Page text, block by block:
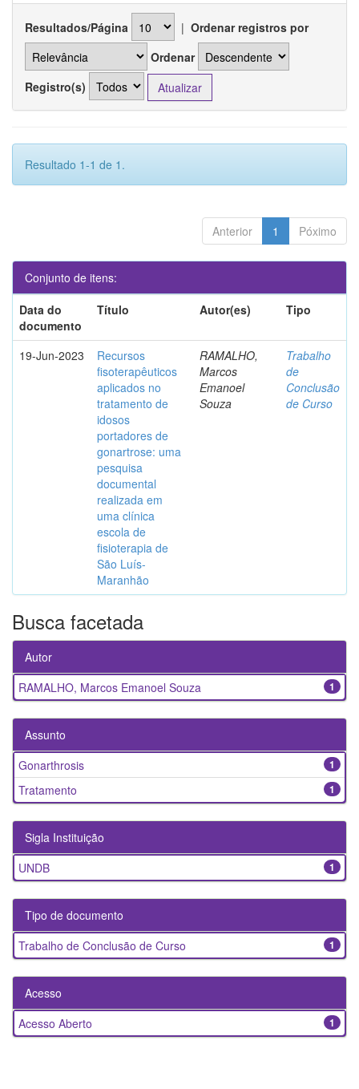
Resultados/Página | Ordenar registros por
Ordenar
Registro(s)
Resultado 1-1 de 1.
Anterior 1 Póximo
Conjunto de itens:
Data do
documento
Título Autor(es) Tipo
19-Jun-2023
Recursos
fisoterapêuticos
aplicados no
tratamento de
idosos
portadores de
gonartrose: uma
pesquisa
documental
realizada em
uma clínica
escola de
fisioterapia de
São Luís-
Maranhão
RAMALHO,
Marcos
Emanoel
Souza
Trabalho
de
Conclusão
de Curso
Busca facetada
Autor
1
RAMALHO, Marcos Emanoel Souza
Assunto
1
Gonarthrosis
1
Tratamento
Sigla Instituição
1
UNDB
Tipo de documento
1
Trabalho de Conclusão de Curso
Acesso
1
Acesso Aberto